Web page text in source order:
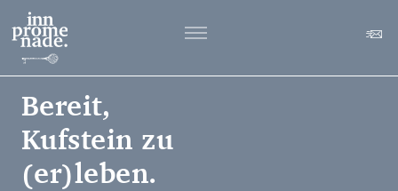
Bereit,
Kufstein zu
(er)leben.